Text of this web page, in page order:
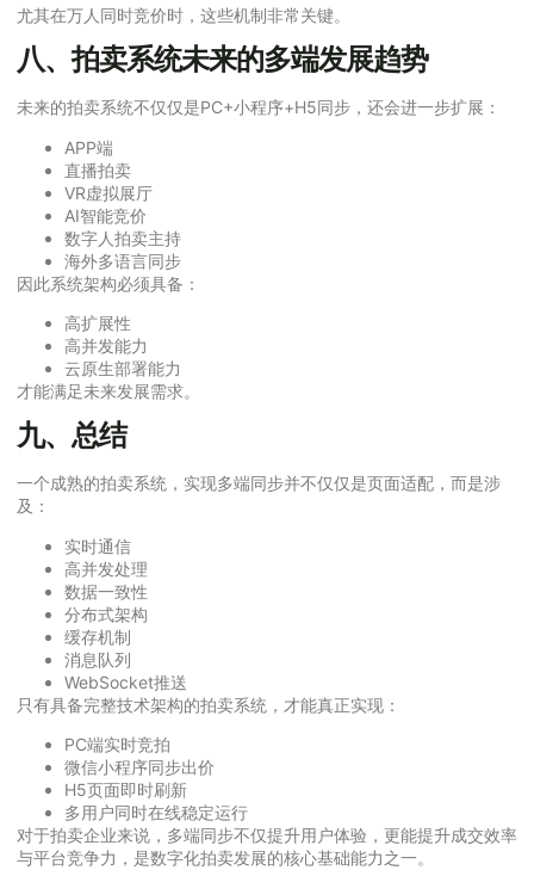
尤其在万人同时竞价时，这些机制非常关键。
八、拍卖系统未来的多端发展趋势
未来的拍卖系统不仅仅是PC+小程序+H5同步，还会进一步扩展：
APP端
直播拍卖
VR虚拟展厅
AI智能竞价
数字人拍卖主持
海外多语言同步
因此系统架构必须具备：
高扩展性
高并发能力
云原生部署能力
才能满足未来发展需求。
九、总结
一个成熟的拍卖系统，实现多端同步并不仅仅是页面适配，而是涉
及：
实时通信
高并发处理
数据一致性
分布式架构
缓存机制
消息队列
WebSocket推送
只有具备完整技术架构的拍卖系统，才能真正实现：
PC端实时竞拍
微信小程序同步出价
H5页面即时刷新
多用户同时在线稳定运行
对于拍卖企业来说，多端同步不仅提升用户体验，更能提升成交效率
与平台竞争力，是数字化拍卖发展的核心基础能力之一。